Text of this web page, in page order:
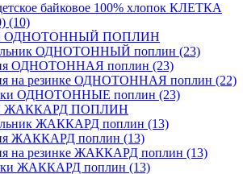
байковое 100% хлопок КЛЕТКА
(10)
ОДНОТОННЫЙ ПОПЛИН
ОДНОТОННЫЙ поплин (23)
ОДНОТОННАЯ поплин (23)
на резинке ОДНОТОННАЯ поплин (22)
ОДНОТОННЫЕ поплин (23)
ЖАККАРД ПОПЛИН
ЖАККАРД поплин (13)
ЖАККАРД поплин (13)
на резинке ЖАККАРД поплин (13)
ЖАККАРД поплин (13)